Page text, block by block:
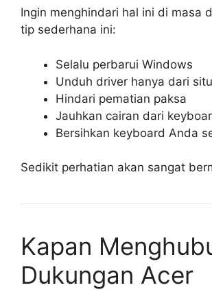
Ingin menghindari hal ini di masa
tip sederhana ini:
Selalu perbarui Windows
Unduh driver hanya dari
Hindari pematian paksa
Jauhkan cairan dari
Bersihkan keyboard Anda
Sedikit perhatian akan sangat
Kapan
Dukungan Acer